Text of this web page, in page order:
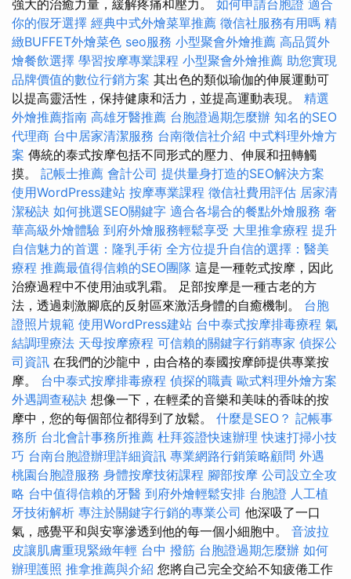
強大的治癒力量，緩解疼痛和壓力。 如何申請台胞證 適合
你的假牙選擇 經典中式外燴菜單推薦 徵信社服務有用嗎 精
緻BUFFET外燴菜色 seo服務 小型聚會外燴推薦 高品質外
燴餐飲選擇 學習按摩專業課程 小型聚會外燴推薦 助您實現
品牌價值的數位行銷方案 其出色的類似瑜伽的伸展運動可
以提高靈活性，保持健康和活力，並提高運動表現。 精選
外燴推薦指南 高雄牙醫推薦 台胞證過期怎麼辦 知名的SEO
代理商 台中居家清潔服務 台南徵信社介紹 中式料理外燴方
案 傳統的泰式按摩包括不同形式的壓力、伸展和扭轉觸
摸。 記帳士推薦 會計公司 提供量身打造的SEO解決方案
使用WordPress建站 按摩專業課程 徵信社費用評估 居家清
潔秘訣 如何挑選SEO關鍵字 適合各場合的餐點外燴服務 奢
華高級外燴體驗 到府外燴服務輕鬆享受 大里推拿療程 提升
自信魅力的首選：隆乳手術 全方位提升自信的選擇：醫美
療程 推薦最值得信賴的SEO團隊 這是一種乾式按摩，因此
治療過程中不使用油或乳霜。 足部按摩是一種古老的方
法，透過刺激腳底的反射區來激活身體的自癒機制。 台胞
證照片規範 使用WordPress建站 台中泰式按摩排毒療程 氣
結調理療法 天母按摩療程 可信賴的關鍵字行銷專家 偵探公
司資訊 在我們的沙龍中，由合格的泰國按摩師提供專業按
摩。 台中泰式按摩排毒療程 偵探的職責 歐式料理外燴方案
外遇調查秘訣 想像一下，在輕柔的音樂和美味的香味的按
摩中，您的每個部位都得到了放鬆。 什麼是SEO？ 記帳事
務所 台北會計事務所推薦 杜拜簽證快速辦理 快速打掃小技
巧 台南台胞證辦理詳細資訊 專業網路行銷策略顧問 外遇
桃園台胞證服務 身體按摩技術課程 腳部按摩 公司設立全攻
略 台中值得信賴的牙醫 到府外燴輕鬆安排 台胞證 人工植
牙技術解析 專注於關鍵字行銷的專業公司 他深吸了一口
氣，感覺平和與安寧滲透到他的每一個小細胞中。 音波拉
皮讓肌膚重現緊緻年輕 台中 撥筋 台胞證過期怎麼辦 如何
辦理護照 推拿推薦與介紹 您將自己完全交給不知疲倦工作